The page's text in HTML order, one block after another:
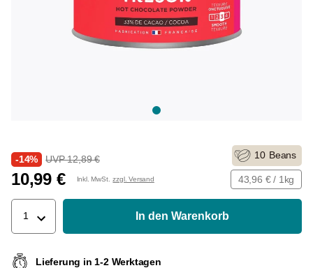
-14% UVP 12,89 €
10,99 € Inkl. MwSt. zzgl. Versand
10 Beans
43,96 € / 1kg
1 In den Warenkorb
Lieferung in 1-2 Werktagen